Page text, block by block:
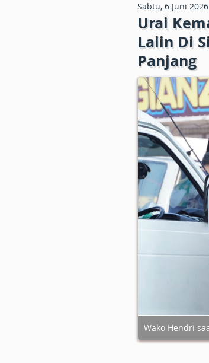
Sabtu, 6 Juni 2026
Urai
Lalin Di
Panjang
Wako Hendri